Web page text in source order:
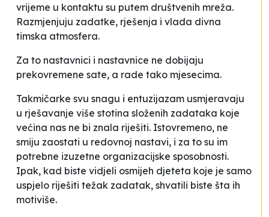
vrijeme u kontaktu su putem društvenih mreža.
Razmjenjuju zadatke, rješenja i vlada divna
timska atmosfera.
Za to nastavnici i nastavnice ne dobijaju
prekovremene sate, a rade tako mjesecima.
Takmičarke svu snagu i entuzijazam usmjeravaju
u rješavanje više stotina složenih zadataka koje
većina nas ne bi znala riješiti. Istovremeno, ne
smiju zaostati u redovnoj nastavi, i za to su im
potrebne izuzetne organizacijske sposobnosti.
Ipak, kad biste vidjeli osmijeh djeteta koje je samo
uspjelo riješiti težak zadatak, shvatili biste šta ih
motiviše.